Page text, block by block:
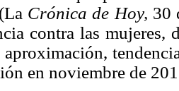
Crónica de Hoy, 30
contra las mujeres,
en noviembre de